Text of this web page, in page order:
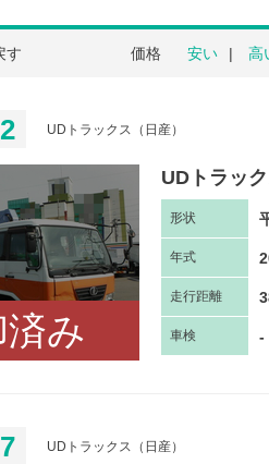
す 価格 安い 高
UDトラックス（日産）
み
UDトラッ
形状
年式
走行距離
車検 -
UDトラックス（日産）